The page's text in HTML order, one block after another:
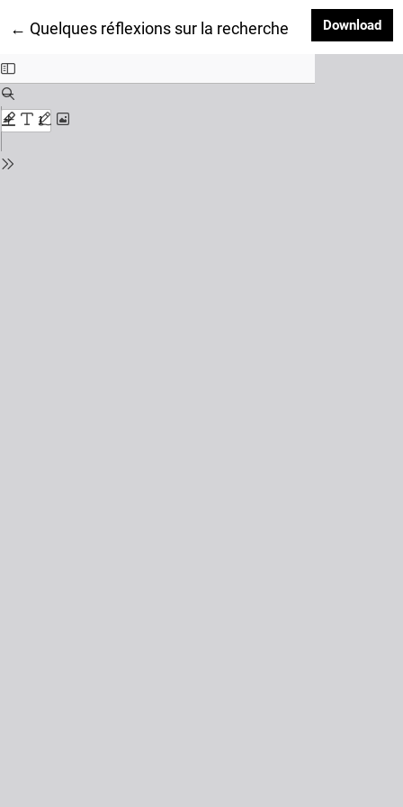
← Return to Article Details
Quelques réflexions sur la recherche d’un langage
Download